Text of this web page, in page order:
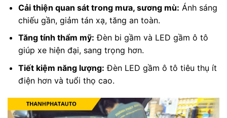
Cải thiện quan sát trong mưa, sương mù: Ánh sáng
chiếu gần, giảm tán xạ, tăng an toàn.
Tăng tính thẩm mỹ: Đèn bi gầm và LED gầm ô tô
giúp xe hiện đại, sang trọng hơn.
Tiết kiệm năng lượng: Đèn LED gầm ô tô tiêu thụ ít
điện hơn và tuổi thọ cao.